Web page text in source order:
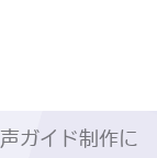
ガイド制作に